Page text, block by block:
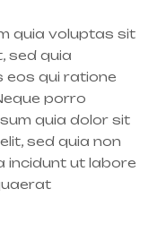
quia voluptas sit
sed quia
eos qui ratione
porro
quia dolor sit
sed quia non
incidunt ut labore